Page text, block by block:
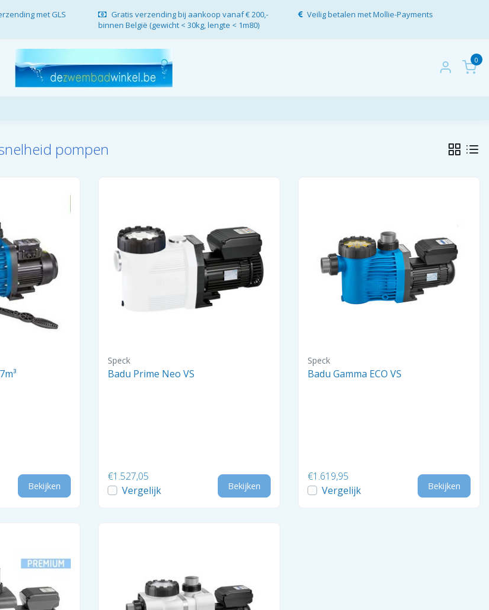
met GLS
Gratis verzending bij aankoop vanaf € 200,-
binnen België (gewicht < 30kg, lengte < 1m80)
Veilig betalen met Mollie-Payments
0
pompen
Bekijken
Speck
Badu Prime Neo VS
€1.527,05
Vergelijk
Bekijken
Speck
Badu Gamma ECO VS
€1.619,95
Vergelijk
Bekijken